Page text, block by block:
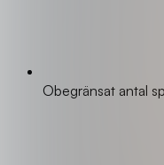
Obegränsat antal